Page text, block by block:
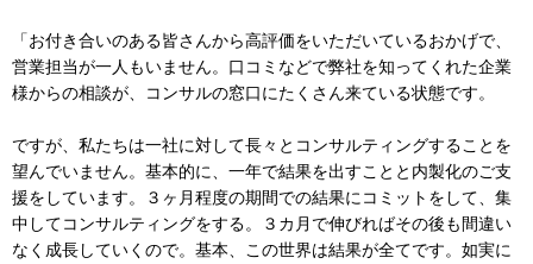
「お付き合いのある皆さんから高評価をいただいているおかげで、
営業担当が一人もいません。口コミなどで弊社を知ってくれた企業
様からの相談が、コンサルの窓口にたくさん来ている状態です。
ですが、私たちは一社に対して長々とコンサルティングすることを
望んでいません。基本的に、一年で結果を出すことと内製化のご支
援をしています。３ヶ月程度の期間での結果にコミットをして、集
中してコンサルティングをする。３カ月で伸びればその後も間違い
なく成長していくので。基本、この世界は結果が全てです。如実に